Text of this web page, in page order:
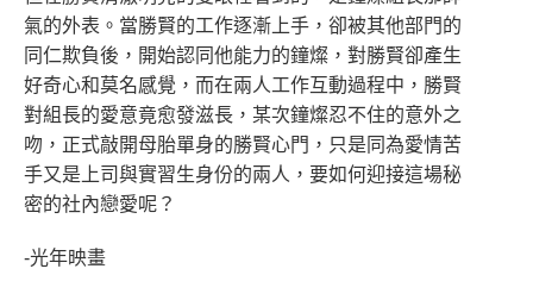
氣的外表。當勝賢的工作逐漸上手，卻被其他部門的
同仁欺負後，開始認同他能力的鐘燦，對勝賢卻產生
好奇心和莫名感覺，而在兩人工作互動過程中，勝賢
對組長的愛意竟愈發滋長，某次鐘燦忍不住的意外之
吻，正式敲開母胎單身的勝賢心門，只是同為愛情苦
手又是上司與實習生身份的兩人，要如何迎接這場秘
密的社內戀愛呢？
-光年映畫